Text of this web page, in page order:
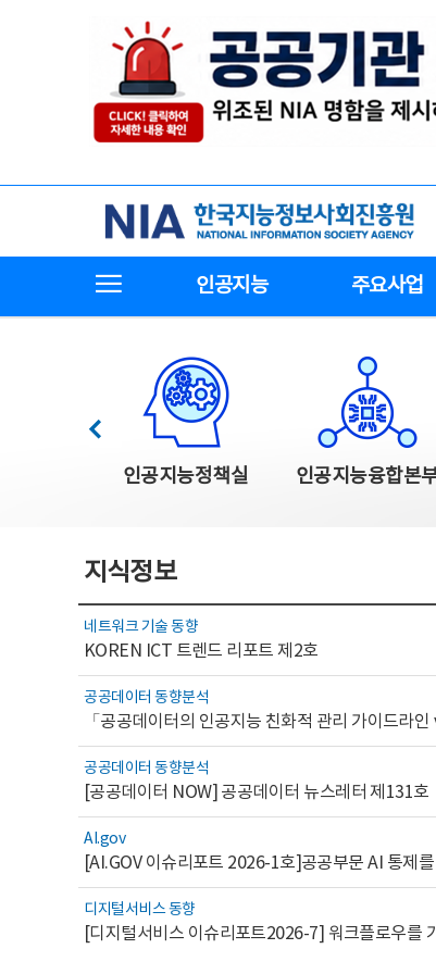
한국지능정보사회진흥원
인공지능 주요사업
한국지능정보사회진흥원 주요사업
인공지능정책실 인공지능융합본
이전
지식정보
네트워크 기술 동향
KOREN ICT 트렌드 리포트 제2호
공공데이터 동향분석
「공공데이터의 인공지능 친화적 관리 가이드라
공공데이터 동향분석
[공공데이터 NOW] 공공데이터 뉴스레터 제131호
AI.gov
디지털서비스 동향